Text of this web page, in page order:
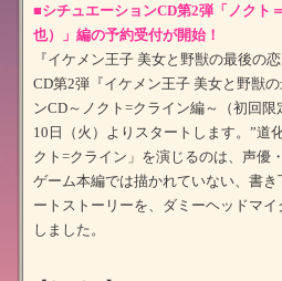
■シチュエーションCD第2弾「ノクト
也）」編の予約受付が開始！
『イケメン王子 美女と野獣の最後の
CD第2弾『イケメン王子 美女と野獣
ンCD～ノクト=クライン編～（初回
10日（火）よりスタートします。”道
クト=クライン」を演じるのは、声優
ゲーム本編では描かれていない、書
ートストーリーを、ダミーヘッドマ
しました。